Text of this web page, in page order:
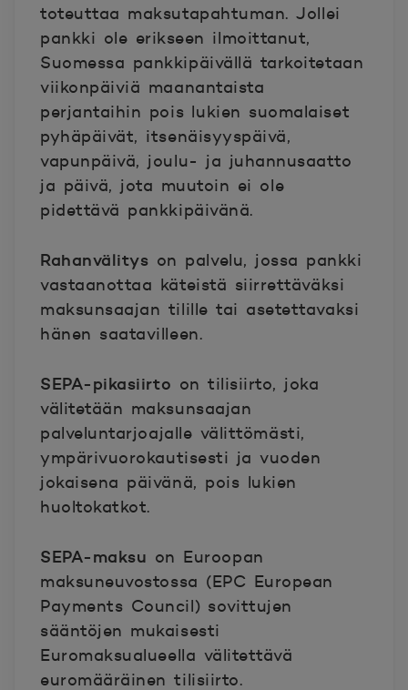
toteuttaa maksutapahtuman. Jollei
pankki ole erikseen ilmoittanut,
Suomessa pankkipäivällä tarkoitetaan
viikonpäiviä maanantaista
perjantaihin pois lukien suomalaiset
pyhäpäivät, itsenäisyyspäivä,
vapunpäivä, joulu- ja juhannusaatto
ja päivä, jota muutoin ei ole
pidettävä pankkipäivänä.
Rahanvälitys on palvelu, jossa pankki
vastaanottaa käteistä siirrettäväksi
maksunsaajan tilille tai asetettavaksi
hänen saatavilleen.
SEPA-pikasiirto on tilisiirto, joka
välitetään maksunsaajan
palveluntarjoajalle välittömästi,
ympärivuorokautisesti ja vuoden
jokaisena päivänä, pois lukien
huoltokatkot.
SEPA-maksu on Euroopan
maksuneuvostossa (EPC European
Payments Council) sovittujen
sääntöjen mukaisesti
Euromaksualueella välitettävä
euromääräinen tilisiirto.